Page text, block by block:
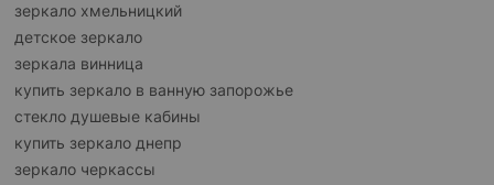
зеркало хмельницкий
детское зеркало
зеркала винница
купить зеркало в ванную запорожье
стекло душевые кабины
купить зеркало днепр
зеркало черкассы